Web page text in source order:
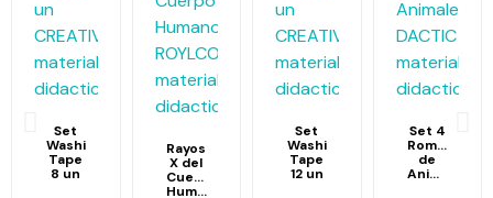
Set
Washi
Tape
8 un
Rayos
X del
Cuerpo
Humano
Set
Washi
Tape
12 un
Set 4
de
Animales